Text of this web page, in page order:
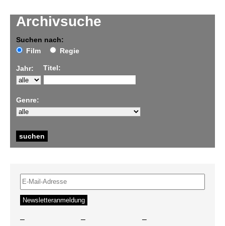
Archivsuche
Suchen nach:
Film
Regie
Jahr: Titel:
Genre:
– – –